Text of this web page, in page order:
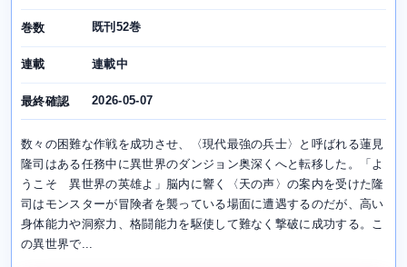
巻数 既刊52巻
連載 連載中
最終確認 2026-05-07
数々の困難な作戦を成功させ、〈現代最強の兵士〉と呼ばれる蓮見
隆司はある任務中に異世界のダンジョン奥深くへと転移した。「よ
うこそ 異世界の英雄よ」脳内に響く〈天の声〉の案内を受けた隆
司はモンスターが冒険者を襲っている場面に遭遇するのだが、高い
身体能力や洞察力、格闘能力を駆使して難なく撃破に成功する。こ
の異世界で...